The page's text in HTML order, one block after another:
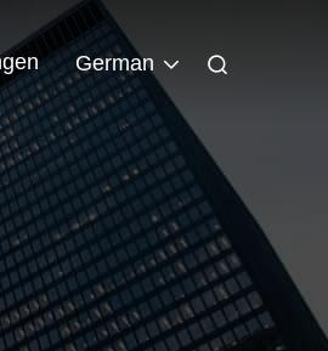
German